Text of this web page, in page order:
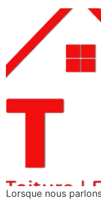
Lorsque nous